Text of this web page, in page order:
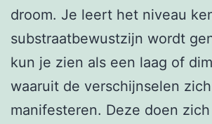
droom. Je leert het niveau
substraatbewustzijn wordt
kun je zien als een laag of
waaruit de verschijnselen zich
manifesteren. Deze doen